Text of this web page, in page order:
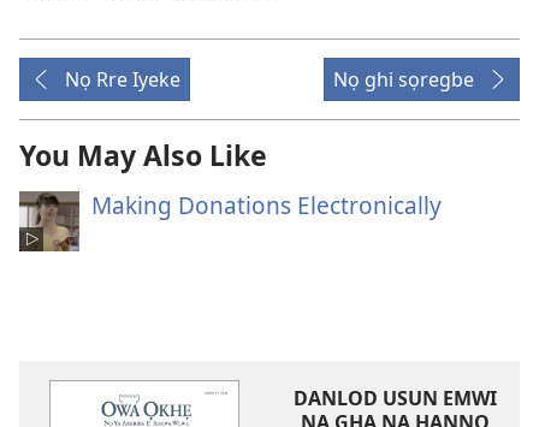
Nọ Rre Iyeke Nọ ghi sọregbe
You May Also Like
Making Donations Electronically
DANLOD USUN EMWI